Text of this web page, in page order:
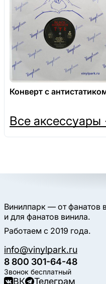
Конверт с
Все
Винилпарк — от фанатов
и для фанатов винила.
Работаем с 2019 года.
info@vinylpark.ru
8 800 301-64-48
Звонок бесплатный
ВК Телеграм